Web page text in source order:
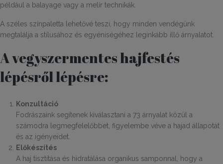
például a balayage vagy a melír technikák.
A széles színpaletta lehetővé teszi, hogy minden vendégünk
megtalálja a stílusához és egyéniségéhez leginkább illő árnyalatot.
A vegyszermentes hajfestés
lépésről lépésre:
Konzultáció
Fodrászaink segítenek kiválasztani a 73 árnyalat közül a
számodra legmegfelelőbbet, figyelembe véve a hajad állapotát
és az igényeidet.
Előkészítés
A haj tisztítása és hidratálása organikus samponnal, hogy a